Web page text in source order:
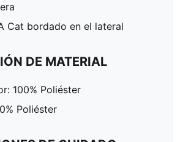
Cat bordado en el lateral
DE MATERIAL
100% Poliéster
Poliéster